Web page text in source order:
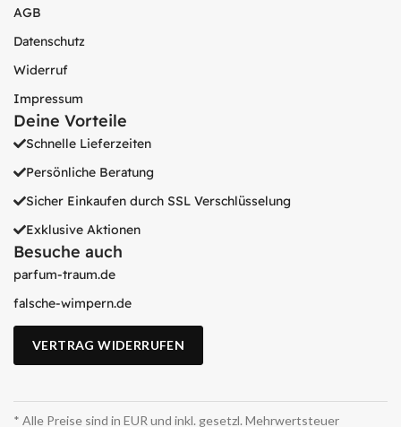
AGB
Datenschutz
Widerruf
Impressum
Deine Vorteile
Schnelle Lieferzeiten
Persönliche Beratung
Sicher Einkaufen durch SSL Verschlüsselung
Exklusive Aktionen
Besuche auch
parfum-traum.de
falsche-wimpern.de
VERTRAG WIDERRUFEN
* Alle Preise sind in EUR und inkl. gesetzl. Mehrwertsteuer